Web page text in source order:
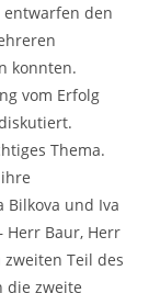
entwarfen den
konnten.
vom Erfolg
Thema.
Bilkova und Iva
Herr Baur, Herr
Teil des
die zweite